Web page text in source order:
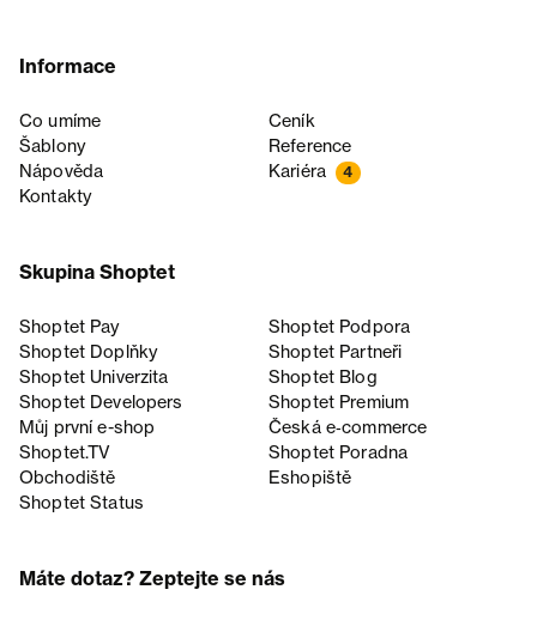
Informace
Co umíme
Ceník
Šablony
Reference
Nápověda
Kariéra 4
Kontakty
Skupina Shoptet
Shoptet Pay
Shoptet Podpora
Shoptet Doplňky
Shoptet Partneři
Shoptet Univerzita
Shoptet Blog
Shoptet Developers
Shoptet Premium
Můj první e-shop
Česká e‑commerce
Shoptet.TV
Shoptet Poradna
Obchodiště
Eshopiště
Shoptet Status
Máte dotaz? Zeptejte se nás